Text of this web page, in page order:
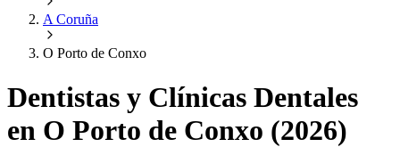
A Coruña
O Porto de Conxo
Dentistas y Clínicas Dentales
en O Porto de Conxo (2026)